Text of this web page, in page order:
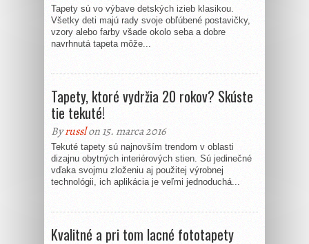
Tapety sú vo výbave detských izieb klasikou.
Všetky deti majú rady svoje obľúbené postavičky,
vzory alebo farby všade okolo seba a dobre
navrhnutá tapeta môže...
Tapety, ktoré vydržia 20 rokov? Skúste
tie tekuté!
Byrusslon 15. marca 2016
Tekuté tapety sú najnovším trendom v oblasti
dizajnu obytných interiérových stien. Sú jedinečné
vďaka svojmu zloženiu aj použitej výrobnej
technológii, ich aplikácia je veľmi jednoduchá...
Kvalitné a pri tom lacné fototapety